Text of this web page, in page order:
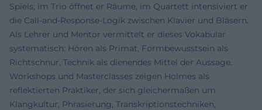
Spiels; im Trio öffnet er Räume, im Quartett intensiviert er
die Call‑and‑Response‑Logik zwischen Klavier und Bläsern.
Als Lehrer und Mentor vermittelt er dieses Vokabular
systematisch: Hören als Primat, Formbewusstsein als
Richtschnur, Technik als dienendes Mittel der Aussage.
Workshops und Masterclasses zeigen Holmes als
reflektierten Praktiker, der sich gleichermaßen um
Klangkultur, Phrasierung, Transkriptionstechniken,